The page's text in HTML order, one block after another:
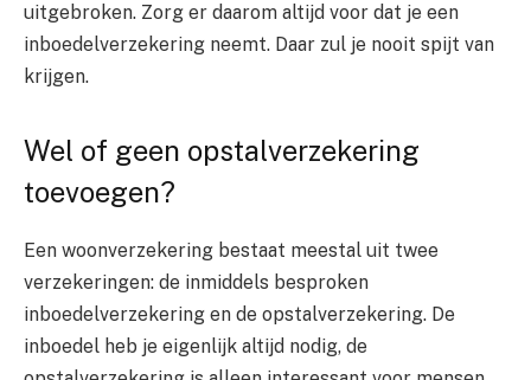
uitgebroken. Zorg er daarom altijd voor dat je een
inboedelverzekering neemt. Daar zul je nooit spijt van
krijgen.
Wel of geen opstalverzekering
toevoegen?
Een woonverzekering bestaat meestal uit twee
verzekeringen: de inmiddels besproken
inboedelverzekering en de opstalverzekering. De
inboedel heb je eigenlijk altijd nodig, de